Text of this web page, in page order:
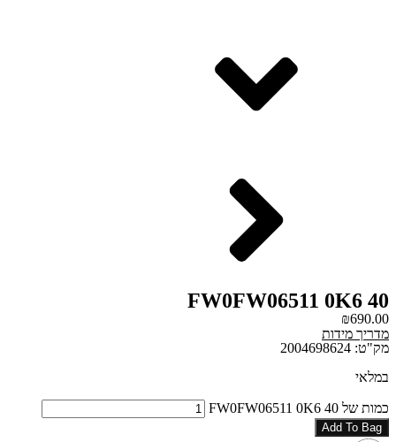
FW0FW06511 0K6 40
₪690.00
מדריך מידות
מק"ט: 2004698624
במלאי
כמות של FW0FW06511 0K6 40
Add To Bag